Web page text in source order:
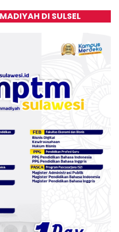
DI SULSEL